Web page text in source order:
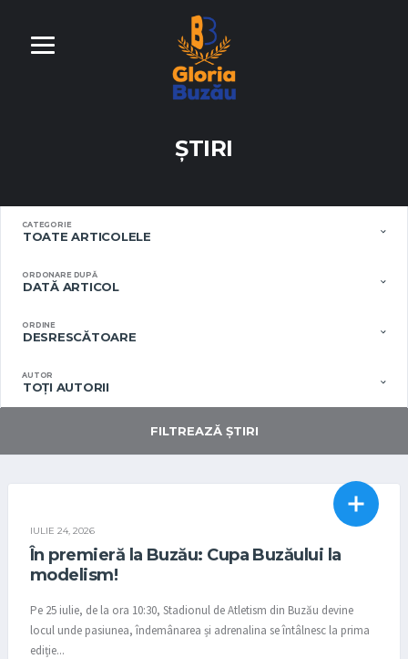
ŞTIRI
CATEGORIE
TOATE ARTICOLELE
ORDONARE DUPĂ
DATĂ ARTICOL
ORDINE
DESRESCĂTOARE
AUTOR
TOŢI AUTORII
FILTREAZĂ ŞTIRI
IULIE 24, 2026
În premieră la Buzău: Cupa Buzăului la
modelism!
Pe 25 iulie, de la ora 10:30, Stadionul de Atletism din Buzău devine
locul unde pasiunea, îndemânarea și adrenalina se întâlnesc la prima
ediție...